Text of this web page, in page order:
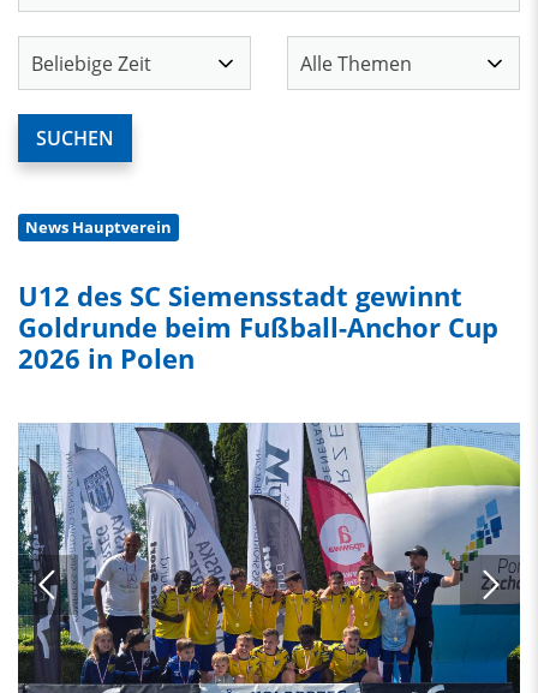
News Hauptverein
U12 des SC Siemensstadt gewinnt
Goldrunde beim Fußball-Anchor Cup
2026 in Polen